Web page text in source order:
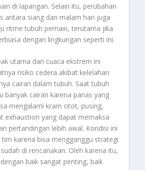
di lapangan. Selain itu, perubahan
antara siang dan malam hari juga
ritme tubuh pemain, terutama jika
dengan lingkungan seperti ini.
utama dari cuaca ekstrem ini
risiko cedera akibat kelelahan
cairan dalam tubuh. Saat tubuh
banyak cairan karena panas yang
mengalami kram otot, pusing,
exhaustion yang dapat memaksa
pertandingan lebih awal. Kondisi ini
karena bisa mengganggu strategi
di rencanakan. Oleh karena itu,
baik sangat penting, baik